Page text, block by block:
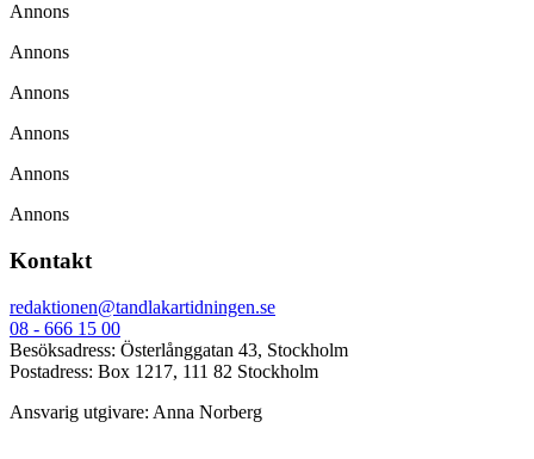
Annons
Annons
Annons
Annons
Annons
Annons
Kontakt
redaktionen@tandlakartidningen.se
08 - 666 15 00
Besöksadress: Österlånggatan 43, Stockholm
Postadress: Box 1217, 111 82 Stockholm
Ansvarig utgivare: Anna Norberg